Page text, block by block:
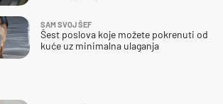
SAM SVOJ ŠEF
Šest poslova koje možete pokrenuti od
kuće uz minimalna ulaganja